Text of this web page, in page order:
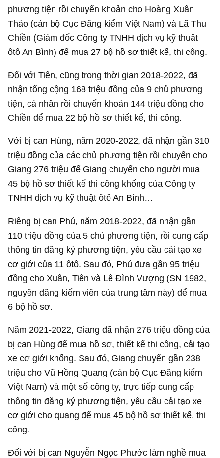
phương tiện rồi chuyển khoản cho Hoàng Xuân
Thảo (cán bộ Cục Đăng kiểm Việt Nam) và Lã Thu
Chiền (Giám đốc Công ty TNHH dịch vụ kỹ thuật
ôtô An Bình) để mua 27 bộ hồ sơ thiết kế, thi công.
Đối với Tiên, cũng trong thời gian 2018-2022, đã
nhận tổng cộng 168 triệu đồng của 9 chủ phương
tiện, cá nhân rồi chuyển khoản 144 triệu đồng cho
Chiền để mua 22 bộ hồ sơ thiết kế, thi công.
Với bị can Hùng, năm 2020-2022, đã nhận gần 310
triệu đồng của các chủ phương tiện rồi chuyển cho
Giang 276 triệu để Giang chuyển cho người mua
45 bộ hồ sơ thiết kế thi công khống của Công ty
TNHH dịch vụ kỹ thuật ôtô An Bình…
Riêng bị can Phú, năm 2018-2022, đã nhận gần
110 triệu đồng của 5 chủ phương tiện, rồi cung cấp
thông tin đăng ký phương tiện, yêu cầu cải tạo xe
cơ giới của 11 ôtô. Sau đó, Phú đưa gần 95 triệu
đồng cho Xuân, Tiên và Lê Đình Vượng (SN 1982,
nguyên đăng kiểm viên của trung tâm này) để mua
6 bộ hồ sơ.
Năm 2021-2022, Giang đã nhận 276 triệu đồng của
bị can Hùng để mua hồ sơ, thiết kế thi công, cải tạo
xe cơ giới khống. Sau đó, Giang chuyển gần 238
triệu cho Vũ Hồng Quang (cán bộ Cục Đăng kiểm
Việt Nam) và một số công ty, trực tiếp cung cấp
thông tin đăng ký phương tiện, yêu cầu cải tạo xe
cơ giới cho quang để mua 45 bộ hồ sơ thiết kế, thi
công.
Đối với bị can Nguyễn Ngọc Phước làm nghề mua